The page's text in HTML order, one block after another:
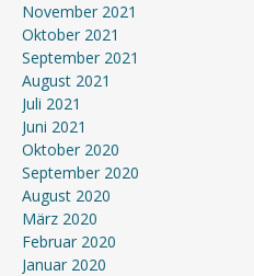
November 2021
Oktober 2021
September 2021
August 2021
Juli 2021
Juni 2021
Oktober 2020
September 2020
August 2020
März 2020
Februar 2020
Januar 2020